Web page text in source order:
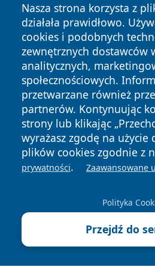
Nasza strona korzysta z
działała prawidłowo.
cookies i podobnych
zewnętrznych dostawców
analitycznych,
społecznościowych.
przetwarzane również
partnerów. Kontynuując
strony lub klikając
wyrażasz zgodę na użycie
plików cookies zgodnie z
prywatności. Zaawansowane
Polityka
Przejdź do
Copyright © 2026 wrotatarnowa.pl
zastrzeżone.
News Autorzy
Polityka